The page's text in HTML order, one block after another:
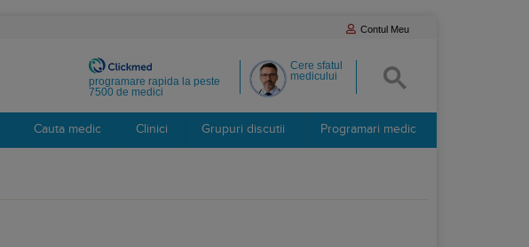
Contul Meu
Cere sfatul
medicului
programare rapida la peste
7500 de medici
Cauta medic Clinici Grupuri discutii Programari medic